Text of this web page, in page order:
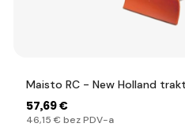
Maisto RC - New Holland
57,69 €
46,15 € bez PDV-a